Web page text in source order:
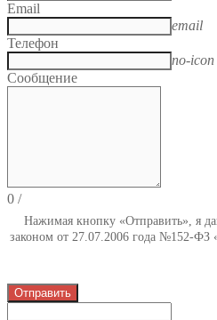
Email
email
Телефон
no-icon
Сообщение
0 /
Нажимая кнопку «Отправить», я
законом от 27.07.2006 года №152-ФЗ
Отправить